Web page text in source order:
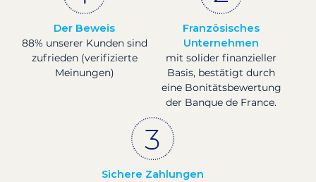
Der Beweis
88% unserer Kunden sind
zufrieden (verifizierte
Meinungen)
Französisches
Unternehmen
mit solider finanzieller
Basis, bestätigt durch
eine Bonitätsbewertung
der Banque de France.
Sichere Zahlungen